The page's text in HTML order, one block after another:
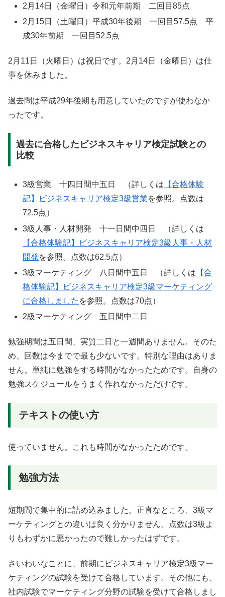
2月14日（金曜日）令和元年前期 二回目85点
2月15日（土曜日）平成30年後期 一回目57.5点 平
成30年前期 一回目52.5点
2月11日（火曜日）は祝日です。2月14日（金曜日）は仕
事を休みました。
過去問は平成29年後期も用意していたのですが使わなか
ったです。
過去に合格したビジネスキャリア検定試験との
比較
3級営業 十四日間中五日 （詳しくは 【合格体験
記】ビジネスキャリア検定3級営業を参照。点数は
72.5点）
3級人事・人材開発 十一日間中四日 （詳しくは
【合格体験記】ビジネスキャリア検定3級人事・人材
開発を参照。点数は62.5点）
3級マーケティング 八日間中五日 （詳しくは 【合
格体験記】ビジネスキャリア検定3級マーケティング
に合格しました を参照。点数は70点）
2級マーケティング 五日間中二日
勉強期間は五日間、実質二日と一週間ありません。そのた
め、回数は今までで最も少ないです。特別な理由はありま
せん。単純に勉強をする時間がなかったためです。自身の
勉強スケジュールをうまく作れなかっただけです。
テキストの使い方
使っていません。これも時間がなかったためです。
勉強方法
短期間で集中的に詰め込みました。正直なところ、3級マ
ーケティングとの違いは良く分かりません。点数は3級よ
りもわずかに悪かったので難しかったはずです。
さいわいなことに、前期にビジネスキャリア検定3級マー
ケティングの試験を受けて合格しています。その他にも、
社内試験でマーケティング分野の試験を受けて合格しまし